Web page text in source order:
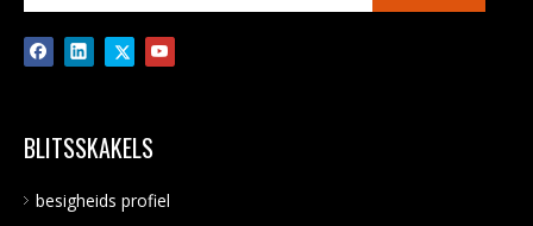
BLITSSKAKELS
besigheids profiel